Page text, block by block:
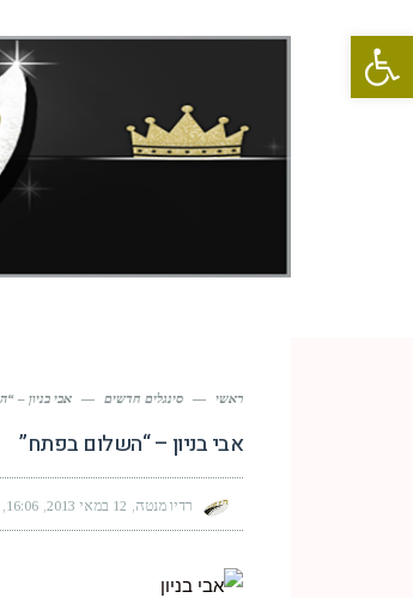
פתח סרגל נגישות
ראשי — סינגלים חדשים — אבי בניון –
אבי בניון – “השלום בפתח”
רדיו מנטה 12 במאי 2013 16:06